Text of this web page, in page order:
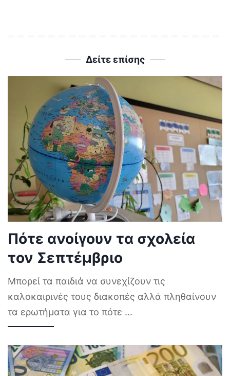
Δείτε επίσης
Πότε ανοίγουν τα σχολεία
τον Σεπτέμβριο
Μπορεί τα παιδιά να συνεχίζουν τις
καλοκαιρινές τους διακοπές αλλά πληθαίνουν
τα ερωτήματα για το πότε ...